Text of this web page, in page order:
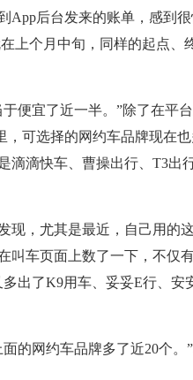
App后台发来的账单，感到
上个月中旬，同样的起点
宜了近一半。”除了在平台
，可选择的网约车品牌现在
滴滴快车、曹操出行、T3出
，尤其是最近，自己用的
叫车页面上数了一下，不仅
出了K9用车、妥妥E行、
网约车品牌多了近20个。”